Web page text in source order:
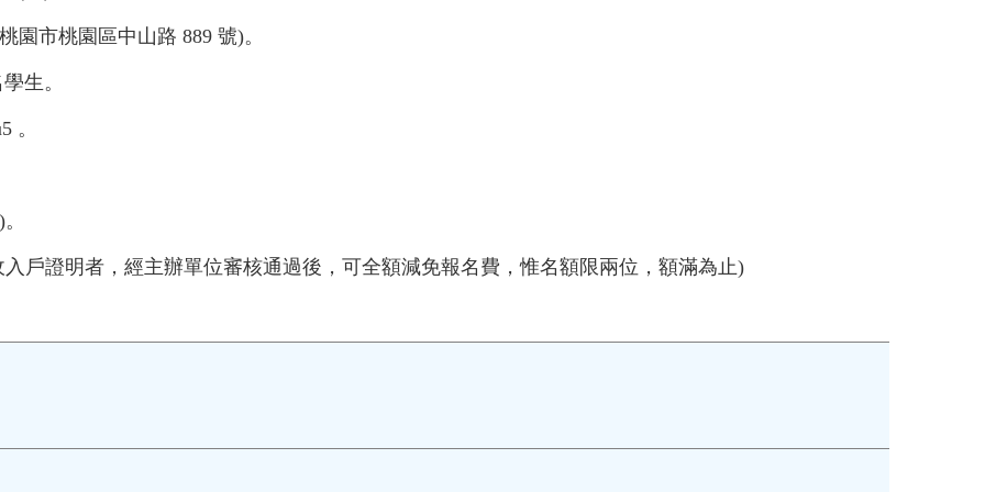
園市桃園區中山路 889 號)。
生。
。
戶證明者，經主辦單位審核通過後，可全額減免報名費，惟名額限兩位，額滿為止)